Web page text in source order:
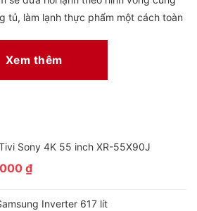
tủ, làm lạnh thực phẩm một cách toàn
Xem thêm
Sony 4K 55 inch XR-55X90J
₫
Inverter 617 lít